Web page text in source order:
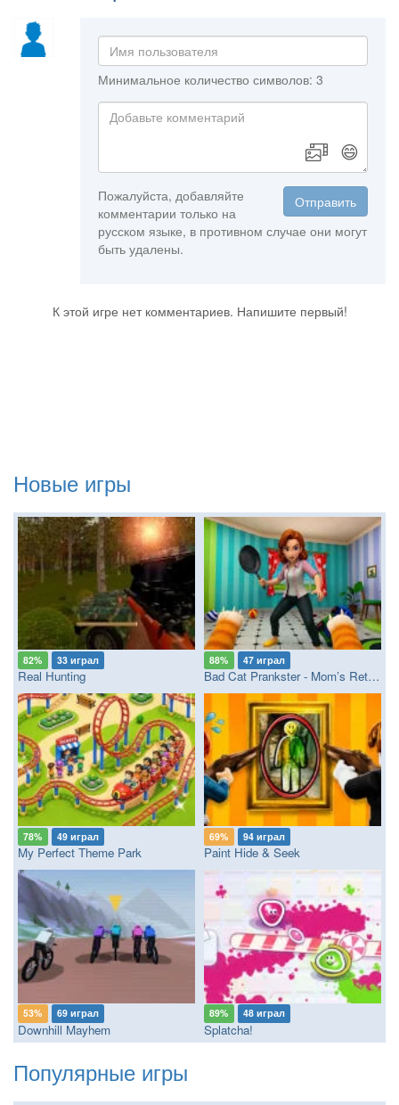
Минимальное количество символов: 3
😄
Отправить
Пожалуйста, добавляйте
комментарии только на
русском языке, в противном случае они могут
быть удалены.
К этой игре нет комментариев. Напишите первый!
Новые игры
82% 33 играл
Real Hunting
88% 47 играл
Bad Cat Prankster - Mom’s Return
78% 49 играл
My Perfect Theme Park
69% 94 играл
Paint Hide & Seek
53% 69 играл
Downhill Mayhem
89% 48 играл
Splatcha!
Популярные игры